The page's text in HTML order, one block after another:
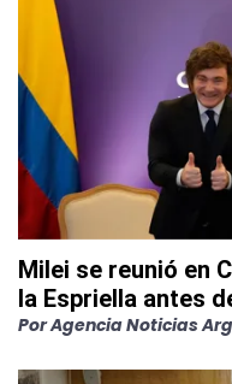
Milei se reunió en
la Espriella antes
PorAgencia Noticias